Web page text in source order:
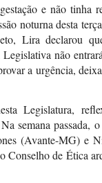
e não tinha
noturna desta
Lira declarou
não
a urgência,
Legislatura,
semana passada,
(Avante-MG) e
Conselho de Ética